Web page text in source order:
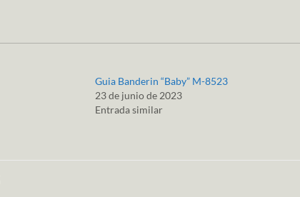
Guia Banderin “Baby” M-8523
23 de junio de 2023
Entrada similar